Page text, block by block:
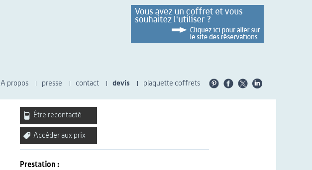
A propos presse contact devis plaquette coffrets
Être recontacté
Accéder aux prix
Prestation :